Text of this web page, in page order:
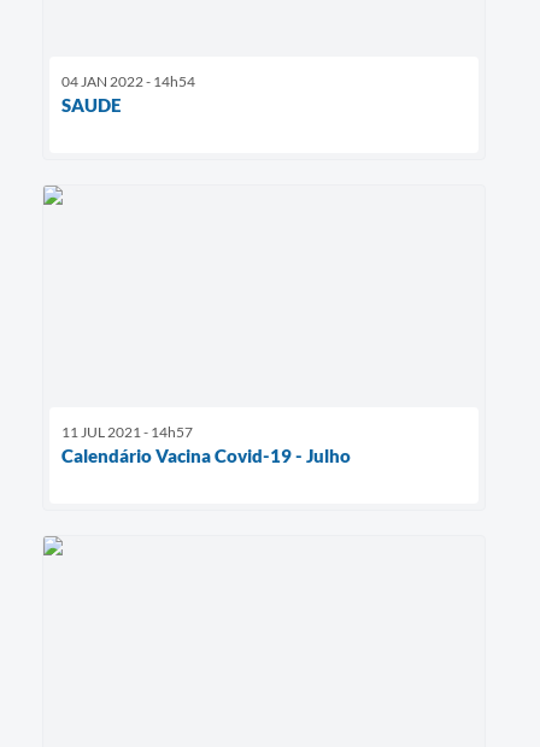
04 JAN 2022 - 14h54
SAUDE
11 JUL 2021 - 14h57
Calendário Vacina Covid-19 - Julho